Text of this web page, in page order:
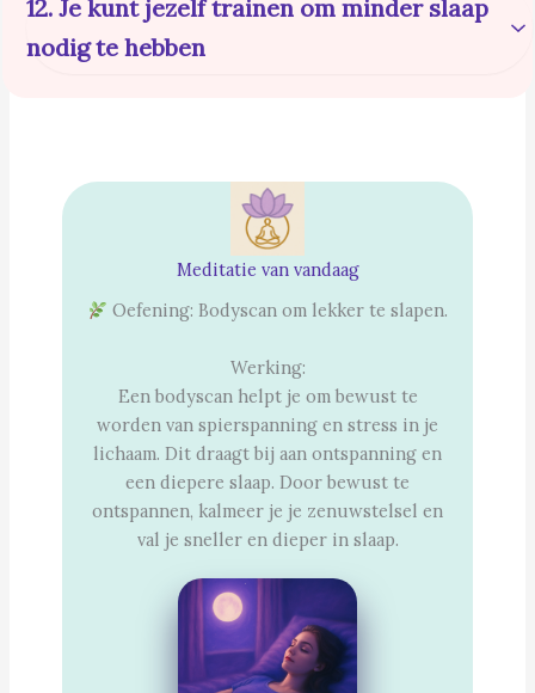
Je kunt ook dromen in andere slaapfasen, maar REM-dromen
zijn meestal het meest levendig en goed te herinneren.
12. Je kunt jezelf trainen om minder slaap
nodig te hebben
eronder.
Meditatie van vandaag
Oefening: Bodyscan om lekker te slapen.
Werking:
Een bodyscan helpt je om bewust te
worden van spierspanning en stress in je
lichaam. Dit draagt bij aan ontspanning en
een diepere slaap. Door bewust te
ontspannen, kalmeer je je zenuwstelsel en
val je sneller en dieper in slaap.